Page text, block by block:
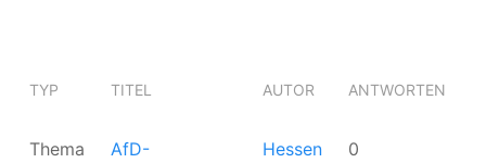
TYP TITEL AUTOR ANTWORTEN
Thema
AfD-
Hessen 0